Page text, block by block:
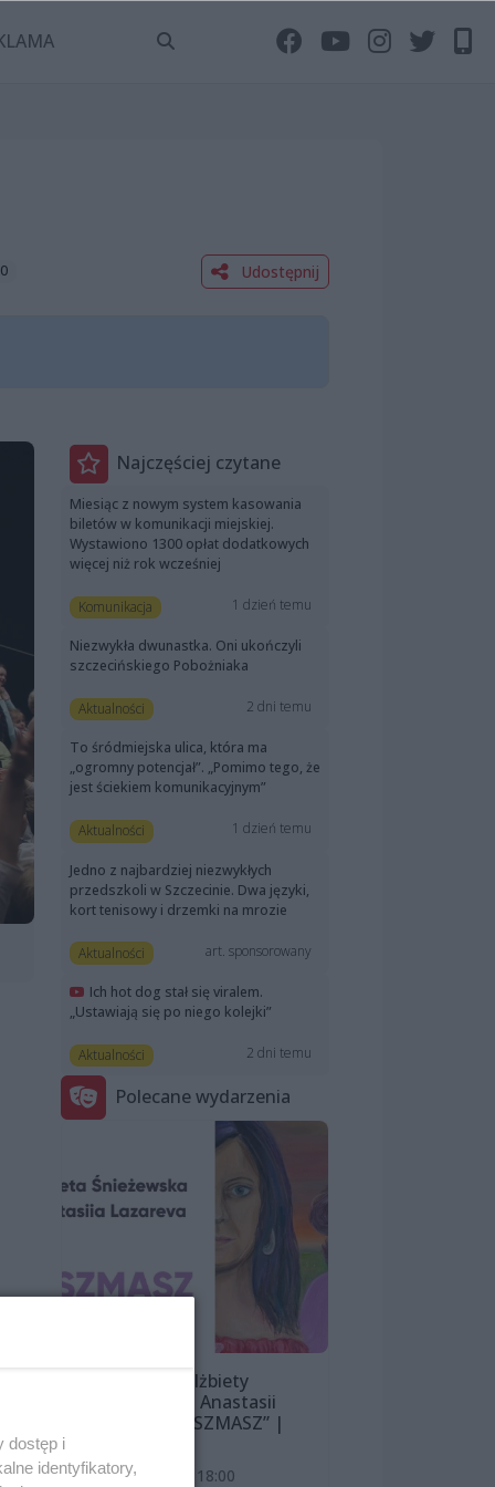
Udostępnij
Najczęściej czytane
Miesiąc z nowym system kasowania
biletów w komunikacji miejskiej.
Wystawiono 1300 opłat dodatkowych
więcej niż rok wcześniej
Komunikacja 1 dzień temu
Niezwykła dwunastka. Oni ukończyli
szczecińskiego Pobożniaka
Aktualności 2 dni temu
To śródmiejska ulica, która ma
„ogromny potencjał”. „Pomimo tego, że
jest ściekiem komunikacyjnym”
Aktualności 1 dzień temu
Jedno z najbardziej niezwykłych
przedszkoli w Szczecinie. Dwa języki,
kort tenisowy i drzemki na mrozie
Aktualności art. sponsorowany
Ich hot dog stał się viralem.
„Ustawiają się po niego kolejki”
Aktualności 2 dni temu
Polecane wydarzenia
Wystawa Elżbiety
Śnieżewskiej i Anastasii
Lazarevej „MISZMASZ” |
7 sierpnia 2026, 18:00
dostęp i
identyfikatory,